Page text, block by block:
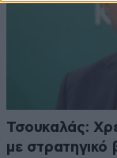
Τσουκαλάς:
με στρατηγικό